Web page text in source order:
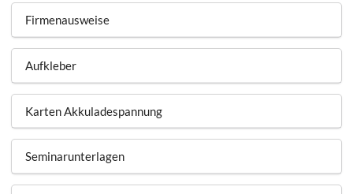
Firmenausweise
Aufkleber
Karten Akkuladespannung
Seminarunterlagen